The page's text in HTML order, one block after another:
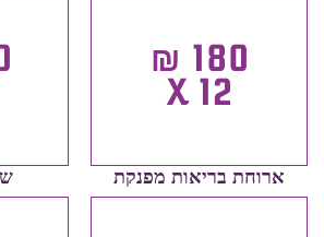
180 ₪
X 12
ארוחת בריאות מפנקת